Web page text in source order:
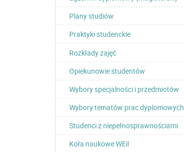
Plany studiów
Praktyki studenckie
Rozkłady zajęć
Opiekunowie studentów
Wybory specjalności i przedmiotów
Wybory tematów prac dyplomowych
Studenci z niepełnosprawnościami
Koła naukowe WEiI